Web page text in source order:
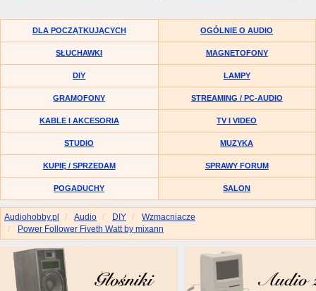
DLA POCZĄTKUJĄCYCH OGÓLNIE O AUDIO
SŁUCHAWKI MAGNETOFONY
DIY LAMPY
GRAMOFONY STREAMING / PC-AUDIO
KABLE I AKCESORIA TV I VIDEO
STUDIO MUZYKA
KUPIĘ / SPRZEDAM SPRAWY FORUM
POGADUCHY SALON
Audiohobby.pl Audio DIY
Wzmacniacze
Power Follower Fiveth Watt by mixann